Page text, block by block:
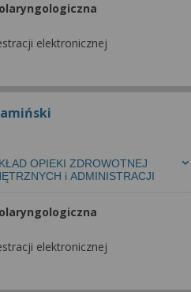
elektronicznej
OPIEKI ZDROWOTNEJ
i ADMINISTRACJI
elektronicznej